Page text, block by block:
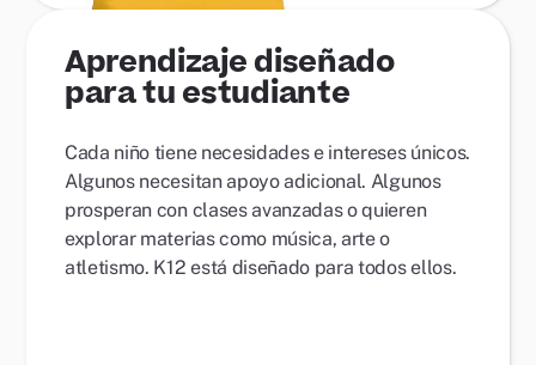
Aprendizaje diseñado
para tu estudiante
Cada niño tiene necesidades e intereses únicos.
Algunos necesitan apoyo adicional. Algunos
prosperan con clases avanzadas o quieren
explorar materias como música, arte o
atletismo. K12 está diseñado para todos ellos.